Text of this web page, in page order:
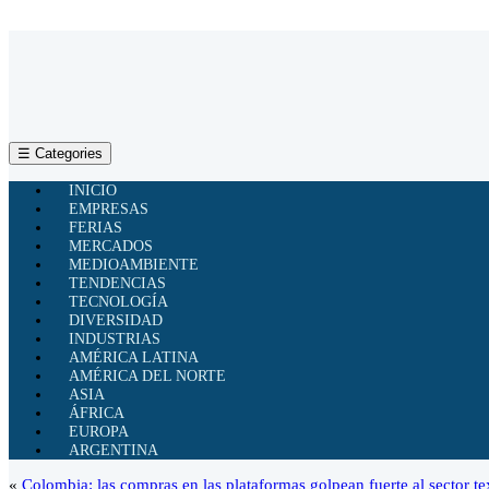
☰ Categories
INICIO
EMPRESAS
FERIAS
MERCADOS
MEDIOAMBIENTE
TENDENCIAS
TECNOLOGÍA
DIVERSIDAD
INDUSTRIAS
AMÉRICA LATINA
AMÉRICA DEL NORTE
ASIA
ÁFRICA
EUROPA
ARGENTINA
« Colombia: las compras en las plataformas golpean fuerte al sector